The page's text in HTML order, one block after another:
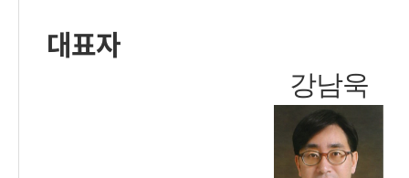
대표자
강남욱